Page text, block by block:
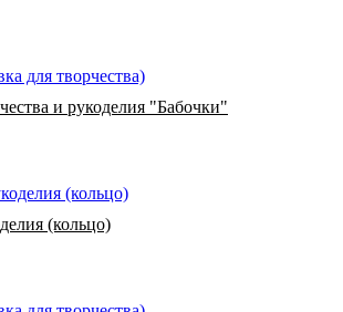
и рукоделия "Бабочки"
(кольцо)